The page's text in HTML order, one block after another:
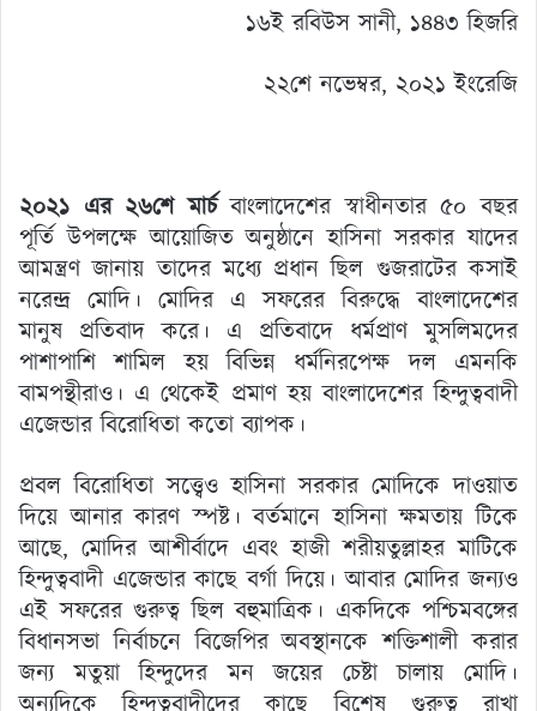
১৬ই রবিউস সানী, ১৪৪৩ হিজরি
২২শে নভেম্বর, ২০২১ ইংরেজি
২০২১ এর ২৬শে মার্চবাংলাদেশের স্বাধীনতার ৫০ বছর
পূর্তি উপলক্ষে আয়োজিত অনুষ্ঠানে হাসিনা সরকার যাদের
আমন্ত্রণ জানায় তাদের মধ্যে প্রধান ছিল গুজরাটের কসাই
নরেন্দ্র মোদি। মোদির এ সফরের বিরুদ্ধে বাংলাদেশের
মানুষ প্রতিবাদ করে। এ প্রতিবাদে ধর্মপ্রাণ মুসলিমদের
পাশাপাশি শামিল হয় বিভিন্ন ধর্মনিরপেক্ষ দল এমনকি
বামপন্থীরাও। এ থেকেই প্রমাণ হয় বাংলাদেশের হিন্দুত্ববাদী
এজেন্ডার বিরোধিতা কতো ব্যাপক।
প্রবল বিরোধিতা সত্ত্বেও হাসিনা সরকার মোদিকে দাওয়াত
দিয়ে আনার কারণ স্পষ্ট। বর্তমানে হাসিনা ক্ষমতায় টিকে
আছে, মোদির আশীর্বাদে এবং হাজী শরীয়তুল্লাহর মাটিকে
হিন্দুত্ববাদী এজেন্ডার কাছে বর্গা দিয়ে। আবার মোদির জন্যও
এই সফরের গুরুত্ব ছিল বহুমাত্রিক। একদিকে পশ্চিমবঙ্গের
বিধানসভা নির্বাচনে বিজেপির অবস্থানকে শক্তিশালী করার
জন্য মতুয়া হিন্দুদের মন জয়ের চেষ্টা চালায় মোদি।